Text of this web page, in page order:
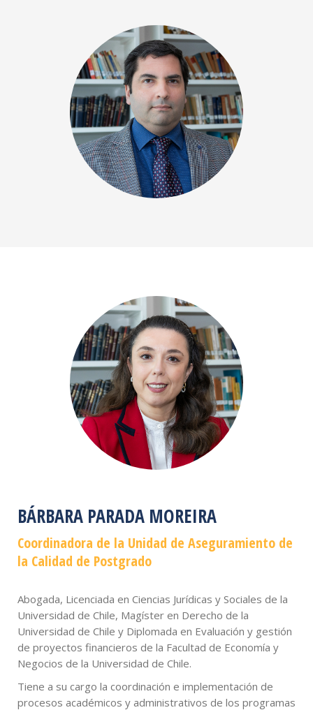
BÁRBARA PARADA MOREIRA
Coordinadora de la Unidad de Aseguramiento de
la Calidad de Postgrado
Abogada, Licenciada en Ciencias Jurídicas y Sociales de la
Universidad de Chile, Magíster en Derecho de la
Universidad de Chile y Diplomada en Evaluación y gestión
de proyectos financieros de la Facultad de Economía y
Negocios de la Universidad de Chile.
Tiene a su cargo la coordinación e implementación de
procesos académicos y administrativos de los programas